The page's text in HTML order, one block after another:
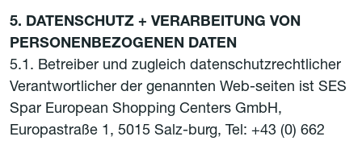
5. DATENSCHUTZ + VERARBEITUNG VON
PERSONENBEZOGENEN DATEN
5.1. Betreiber und zugleich datenschutzrechtlicher
Verantwortlicher der genannten Web-seiten ist SES
Spar European Shopping Centers GmbH,
Europastraße 1, 5015 Salz-burg, Tel: +43 (0) 662